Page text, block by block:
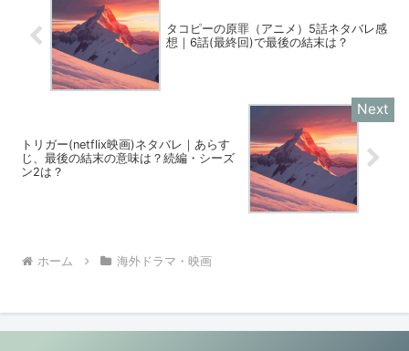
タコピーの原罪（アニメ）5話ネタバレ感
想｜6話(最終回)で最後の結末は？
トリガー(netflix映画)ネタバレ｜あらす
じ、最後の結末の意味は？続編・シーズ
ン2は？
ホーム 海外ドラマ・映画